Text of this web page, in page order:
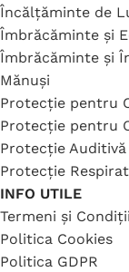
Încălțăminte de
Îmbrăcăminte și
Îmbrăcăminte și
Mănuși
Protecție pentru
Protecție pentru
Protecție Auditivă
Protecție
INFO UTILE
Termeni și Condiții
Politica Cookies
Politica GDPR